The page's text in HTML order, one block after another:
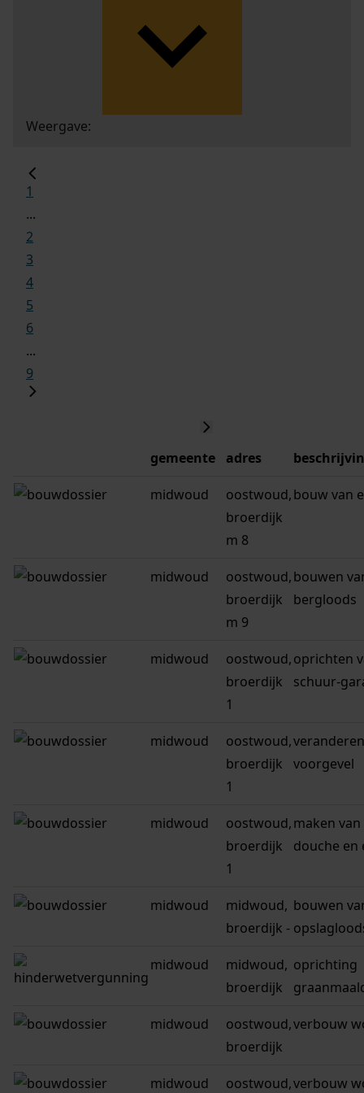
Weergave:
1
...
2
3
4
5
6
...
9
gemeente adres
midwoud
oostwoud,
broerdijk
m 8
bouw van
midwoud
oostwoud,
broerdijk
m 9
bouwen
bergloods
midwoud
oostwoud,
broerdijk
1
oprichten
schuur-
midwoud
oostwoud,
broerdijk
1
voorgevel
midwoud
oostwoud,
broerdijk
1
maken van
douche en
midwoud
midwoud,
broerdijk -
bouwen
midwoud
midwoud,
broerdijk
oprichting
midwoud
oostwoud,
broerdijk
verbouw
midwoud
oostwoud,verbouw